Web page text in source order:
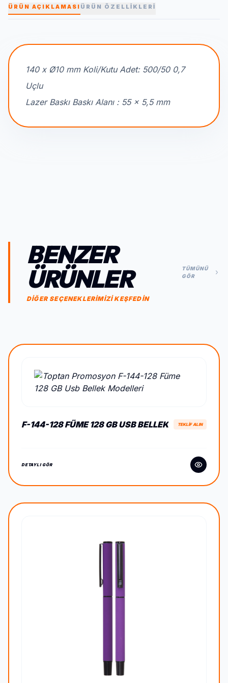
ÜRÜN AÇIKLAMASI ÜRÜN ÖZELLİKLERİ
140 x Ø10 mm Koli/Kutu Adet: 500/50 0,7
Uçlu
Lazer Baskı Baskı Alanı : 55 x 5,5 mm
BENZER
ÜRÜNLER
DİĞER SEÇENEKLERİMİZİ KEŞFEDİN
TÜMÜNÜ
GÖR
F-144-128 FÜME 128 GB USB BELLEK TEKLİF ALIN
DETAYLI GÖR